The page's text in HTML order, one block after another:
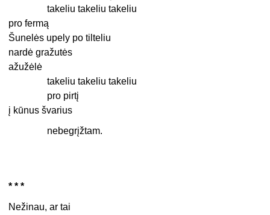
takeliu takeliu takeliu
pro fermą
Šunelės upely po tilteliu
nardė gražutės
ažužėlė
takeliu takeliu takeliu
pro pirtį
į kūnus švarius
nebegrįžtam.
* * *
Nežinau, ar tai